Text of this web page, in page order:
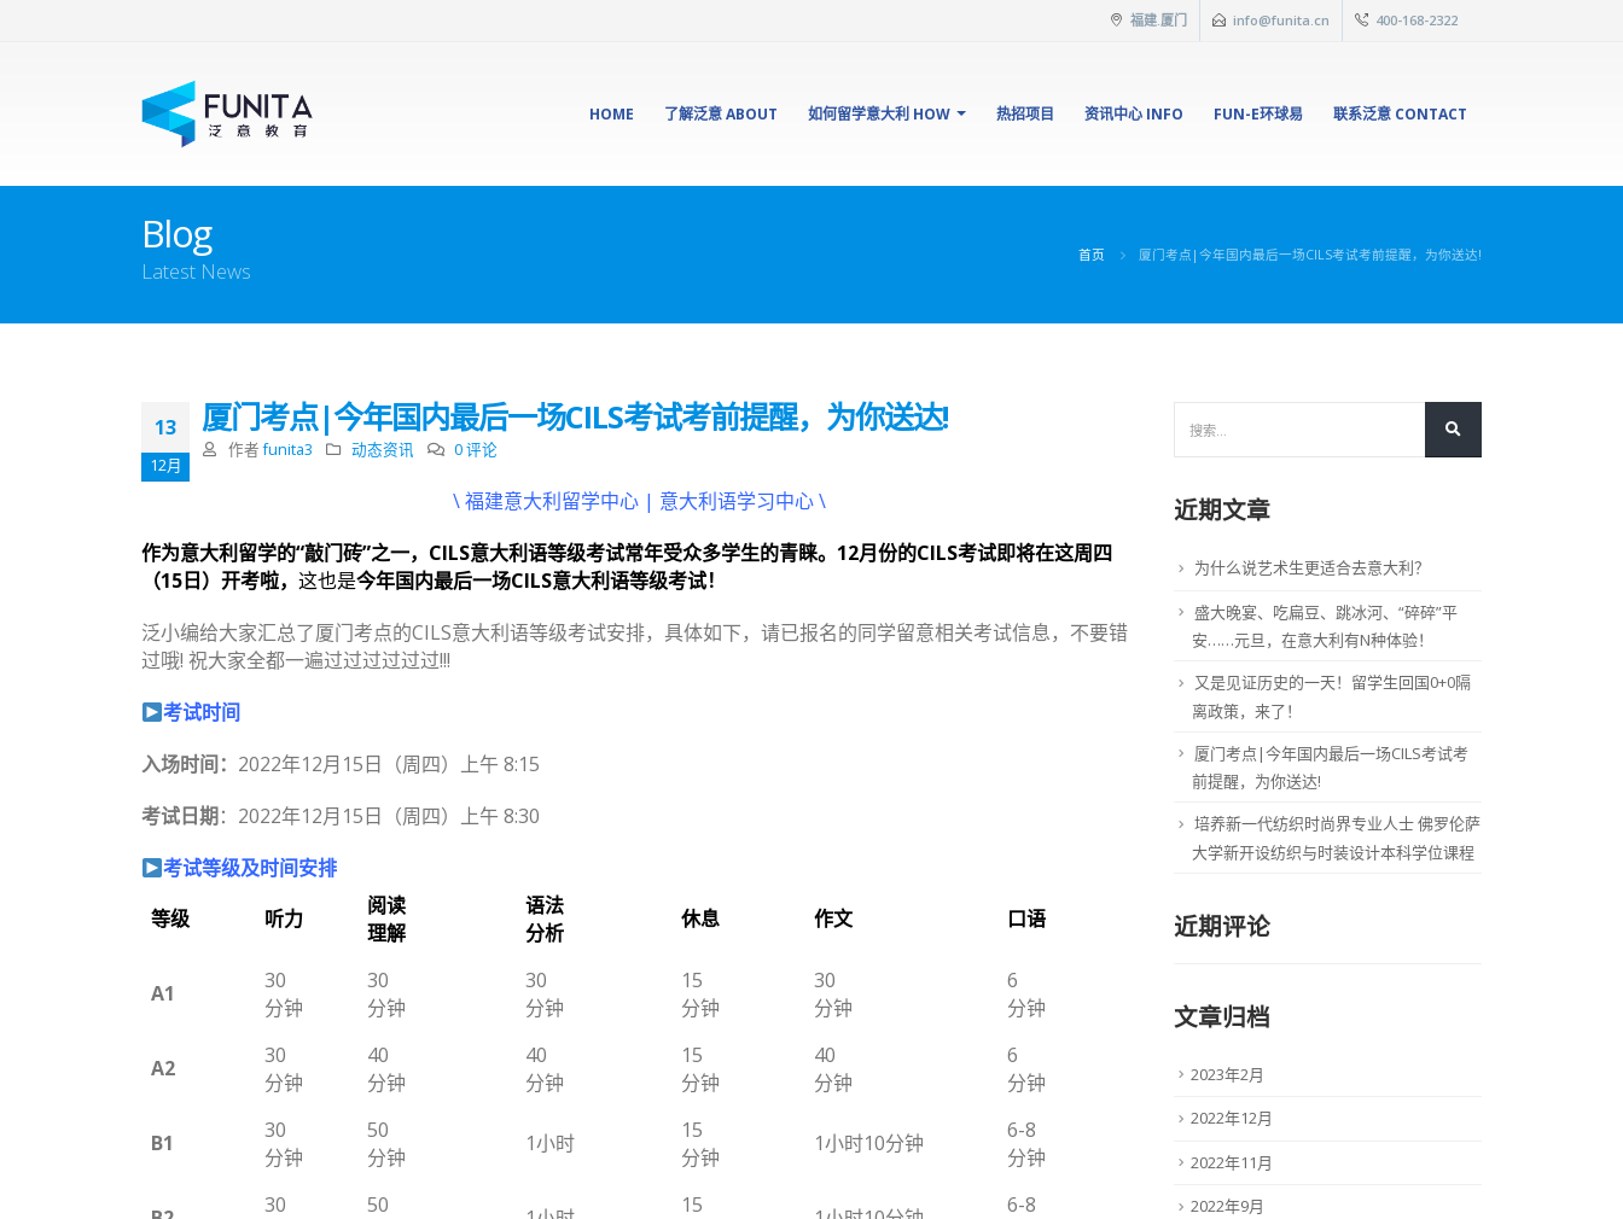
福建.厦门 info@funita.cn 400-168-2322
HOME 了解泛意 ABOUT 如何留学意大利 HOW 热招项目 资讯中心 INFO FUN-E环球易 联系泛意 CONTACT
Blog
Latest News
首页 厦门考点|今年国内最后一场CILS考试考前提醒，为你送达!
13
12月
厦门考点|今年国内最后一场CILS考试考前提醒，为你送达!
作者funita3 动态资讯 0 评论
\ 福建意大利留学中心 | 意大利语学习中心 \
作为意大利留学的“敲门砖”之一，CILS意大利语等级考试常年受众多学生的青睐。12月份的CILS考试即将在这周四
（15日）开考啦， 这也是今年国内最后一场CILS意大利语等级考试！
泛小编给大家汇总了厦门考点的CILS意大利语等级考试安排，具体如下，请已报名的同学留意相关考试信息，不要错
过哦! 祝大家全都一遍过过过过过过!!!
考试时间
入场时间： 2022年12月15日（周四）上午 8:15
考试日期：2022年12月15日（周四）上午 8:30
考试等级及时间安排
等级
听力 阅读
理解
语法
分析
休息 作文 口语
A1
30
分钟
30
分钟
30
分钟
15
分钟
30
分钟
6
分钟
A2
30
分钟
40
分钟
40
分钟
15
分钟
40
分钟
6
分钟
B1
30
分钟
50
分钟
1小时
15
分钟
1小时10分钟
6-8
分钟
30
50
15
6-8
近期文章
为什么说艺术生更适合去意大利？
盛大晚宴、吃扁豆、跳冰河、“碎碎”平
安……元旦，在意大利有N种体验！
又是见证历史的一天！留学生回国0+0隔
离政策，来了！
厦门考点|今年国内最后一场CILS考试考
前提醒，为你送达!
培养新一代纺织时尚界专业人士 佛罗伦萨
大学新开设纺织与时装设计本科学位课程
近期评论
文章归档
2023年2月
2022年12月
2022年11月
2022年9月